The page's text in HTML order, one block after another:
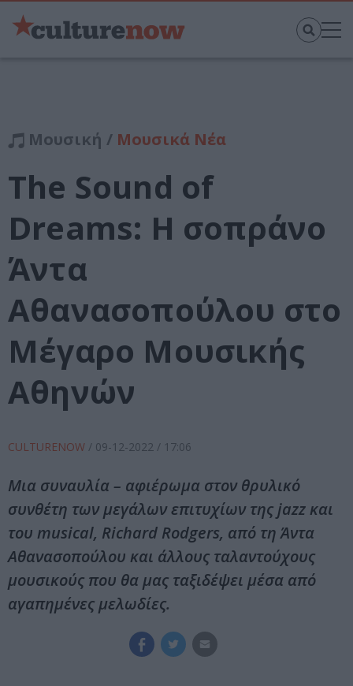
Μουσική / Μουσικά Νέα
The Sound of
Dreams: H σοπράνο
Άντα
Αθανασοπούλου στο
Μέγαρο Μουσικής
Αθηνών
CULTURENOW / 09-12-2022 / 17:06
Μια συναυλία – αφιέρωμα στον θρυλικό
συνθέτη των μεγάλων επιτυχίων της jazz και
του musical, Richard Rodgers, από τη Άντα
Αθανασοπούλου και άλλους ταλαντούχους
μουσικούς που θα μας ταξιδέψει μέσα από
αγαπημένες μελωδίες.